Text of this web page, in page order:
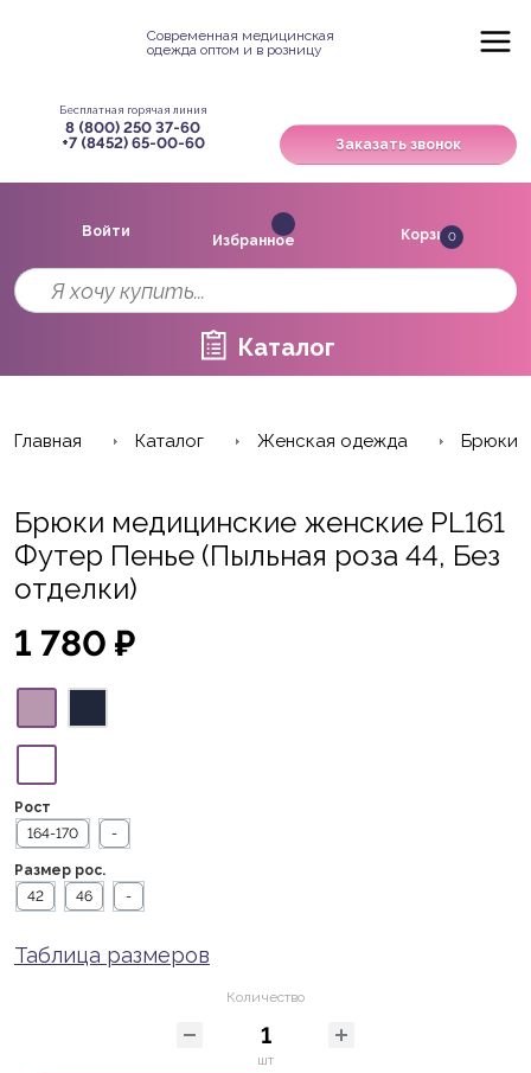
Современная медицинская
одежда оптом и в розницу
Бесплатная горячая линия
8 (800) 250 37-60
+7 (8452) 65-00-60
Заказать звонок
Каталог
Войти
Избранное 0
Корзина
Главная Каталог Женская одежда Брюки
Брюки медицинские женские PL161
Футер Пенье (Пыльная роза 44, Без
отделки)
1 780 ₽
Рост
164-170
-
Размер рос.
42
46 -
Таблица размеров
Количество
шт